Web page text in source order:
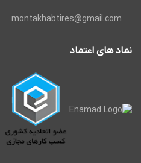
montakhabtires@gmail.com
نماد های اعتماد